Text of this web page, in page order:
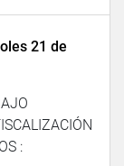
21 de
: